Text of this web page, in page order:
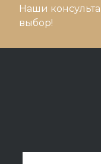
Наши
выбор!